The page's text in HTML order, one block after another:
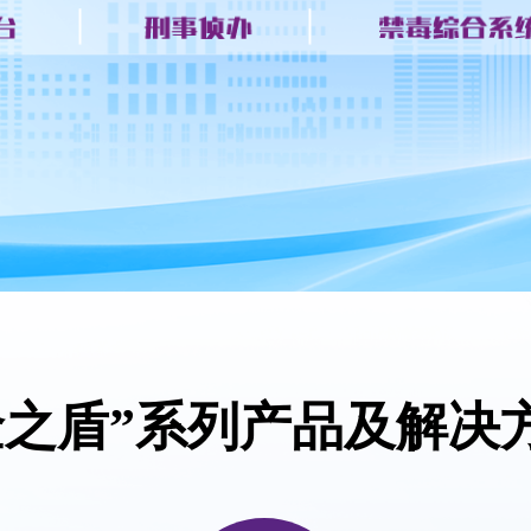
盾”系列产品及解决